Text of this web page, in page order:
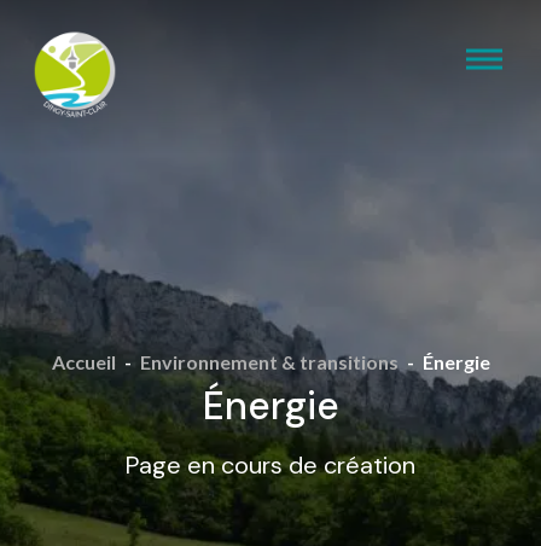
Accueil - Environnement & transitions - Énergie
Énergie
Page en cours de création